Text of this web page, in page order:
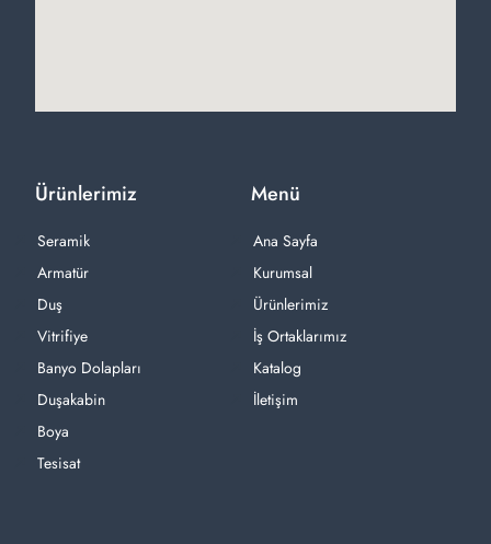
Menü
Ana Sayfa
Kurumsal
Ürünlerimiz
İş Ortaklarımız
Katalog
İletişim
Ürünlerimiz
Seramik
Armatür
Duş
Vitrifiye
Banyo Dolapları
Duşakabin
Boya
Tesisat